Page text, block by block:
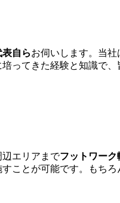
表自らお伺いします。当社
ってきた経験と知識で
エリアまでフットワーク
すことが可能です。もち